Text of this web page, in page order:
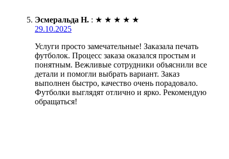
Эсмеральда Н. : ★ ★ ★ ★ ★
29.10.2025
Услуги просто замечательные! Заказала печать
футболок. Процесс заказа оказался простым и
понятным. Вежливые сотрудники объяснили все
детали и помогли выбрать вариант. Заказ
выполнен быстро, качество очень порадовало.
Футболки выглядят отлично и ярко. Рекомендую
обращаться!